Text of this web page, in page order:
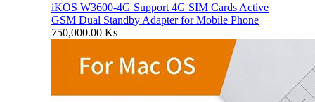
iKOS W3600-4G Support 4G SIM Cards Active
GSM Dual Standby Adapter for Mobile Phone
750,000.00 Ks